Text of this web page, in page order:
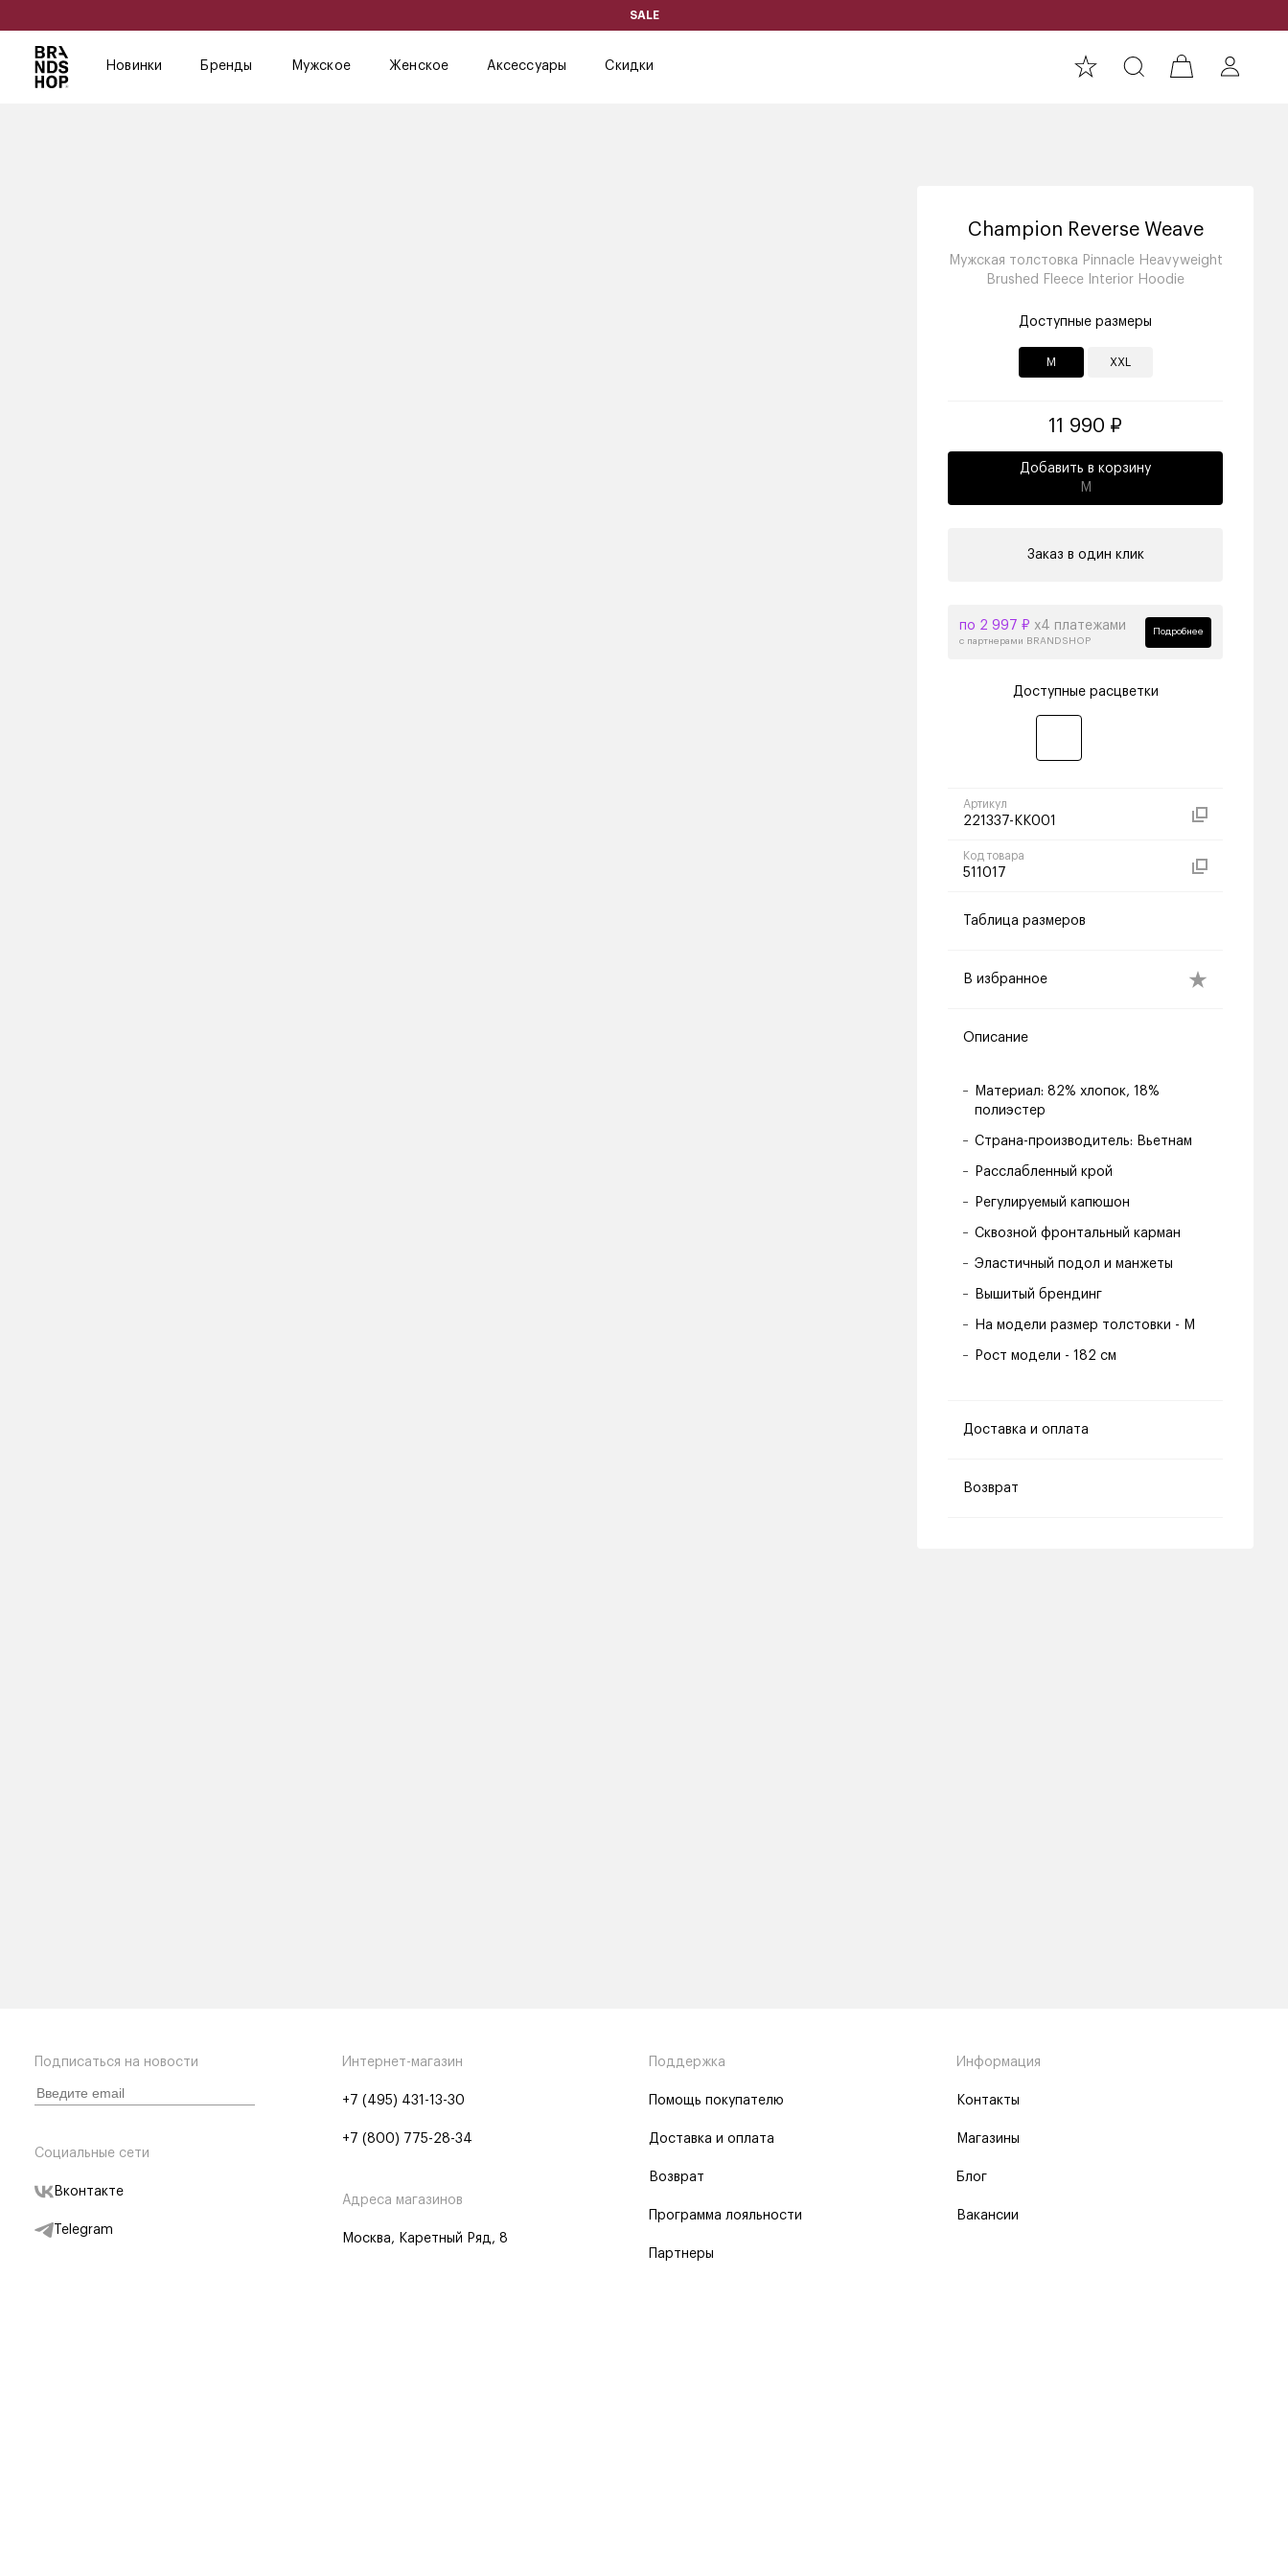
SALE
Новинки Бренды Мужское Женское Аксессуары Скидки
Champion Reverse Weave
Мужская толстовка Pinnacle Heavyweight
Brushed Fleece Interior Hoodie
Доступные размеры
M XXL
11 990 ₽
Добавить в корзину
M
Заказ в один клик
по 2 997 ₽ х4 платежами
с партнерами BRANDSHOP
Подробнее
Доступные расцветки
Артикул
221337-KK001
Код товара
511017
Таблица размеров
В избранное
Описание
Материал: 82% хлопок, 18%
полиэстер
Страна-производитель: Вьетнам
Расслабленный крой
Регулируемый капюшон
Сквозной фронтальный карман
Эластичный подол и манжеты
Вышитый брендинг
На модели размер толстовки - M
Рост модели - 182 см
Доставка и оплата
Возврат
Подписаться на новости
Социальные сети
Вконтакте
Telegram
Интернет-магазин
+7 (495) 431-13-30
+7 (800) 775-28-34
Адреса магазинов
Москва, Каретный Ряд, 8
Поддержка
Помощь покупателю
Доставка и оплата
Возврат
Программа лояльности
Партнеры
Информация
Контакты
Магазины
Блог
Вакансии